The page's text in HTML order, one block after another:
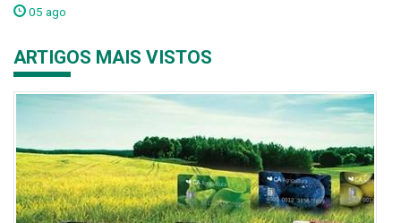
05 ago
ARTIGOS MAIS VISTOS